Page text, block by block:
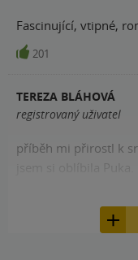
Fascinující, vtipné,
201
TEREZA BLÁHOVÁ
registrovaný uživatel
příběh mi přirostl k
jsem si oblíbila Puka.